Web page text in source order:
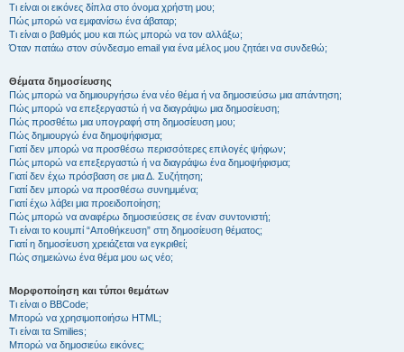
Τι είναι οι εικόνες δίπλα στο όνομα χρήστη μου;
Πώς μπορώ να εμφανίσω ένα άβαταρ;
Τι είναι ο βαθμός μου και πώς μπορώ να τον αλλάξω;
Όταν πατάω στον σύνδεσμο email για ένα μέλος μου ζητάει να συνδεθώ;
Θέματα δημοσίευσης
Πώς μπορώ να δημιουργήσω ένα νέο θέμα ή να δημοσιεύσω μια απάντηση;
Πώς μπορώ να επεξεργαστώ ή να διαγράψω μια δημοσίευση;
Πώς προσθέτω μια υπογραφή στη δημοσίευση μου;
Πώς δημιουργώ ένα δημοψήφισμα;
Γιατί δεν μπορώ να προσθέσω περισσότερες επιλογές ψήφων;
Πώς μπορώ να επεξεργαστώ ή να διαγράψω ένα δημοψήφισμα;
Γιατί δεν έχω πρόσβαση σε μια Δ. Συζήτηση;
Γιατί δεν μπορώ να προσθέσω συνημμένα;
Γιατί έχω λάβει μια προειδοποίηση;
Πώς μπορώ να αναφέρω δημοσιεύσεις σε έναν συντονιστή;
Τι είναι το κουμπί “Αποθήκευση” στη δημοσίευση θέματος;
Γιατί η δημοσίευση χρειάζεται να εγκριθεί;
Πώς σημειώνω ένα θέμα μου ως νέο;
Μορφοποίηση και τύποι θεμάτων
Τι είναι ο BBCode;
Μπορώ να χρησιμοποιήσω HTML;
Τι είναι τα Smilies;
Μπορώ να δημοσιεύω εικόνες;